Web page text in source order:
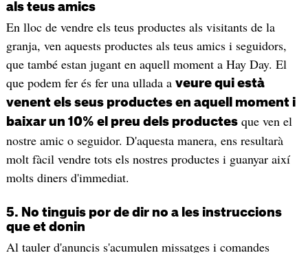
als teus amics
En lloc de vendre els teus productes als visitants de la
granja, ven aquests productes als teus amics i seguidors,
que també estan jugant en aquell moment a Hay Day. El
que podem fer és fer una ullada a veure qui està
venent els seus productes en aquell moment i
baixar un 10% el preu dels productesque ven el
nostre amic o seguidor. D'aquesta manera, ens resultarà
molt fàcil vendre tots els nostres productes i guanyar així
molts diners d'immediat.
5. No tinguis por de dir no a les instruccions
que et donin
Al tauler d'anuncis s'acumulen missatges i comandes